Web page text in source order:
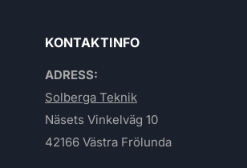
KONTAKTINFO
ADRESS:
Solberga Teknik
Näsets Vinkelväg 10
42166 Västra Frölunda